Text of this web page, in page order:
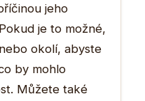
jeho
je to možné,
okolí, abyste
by mohlo
Můžete také